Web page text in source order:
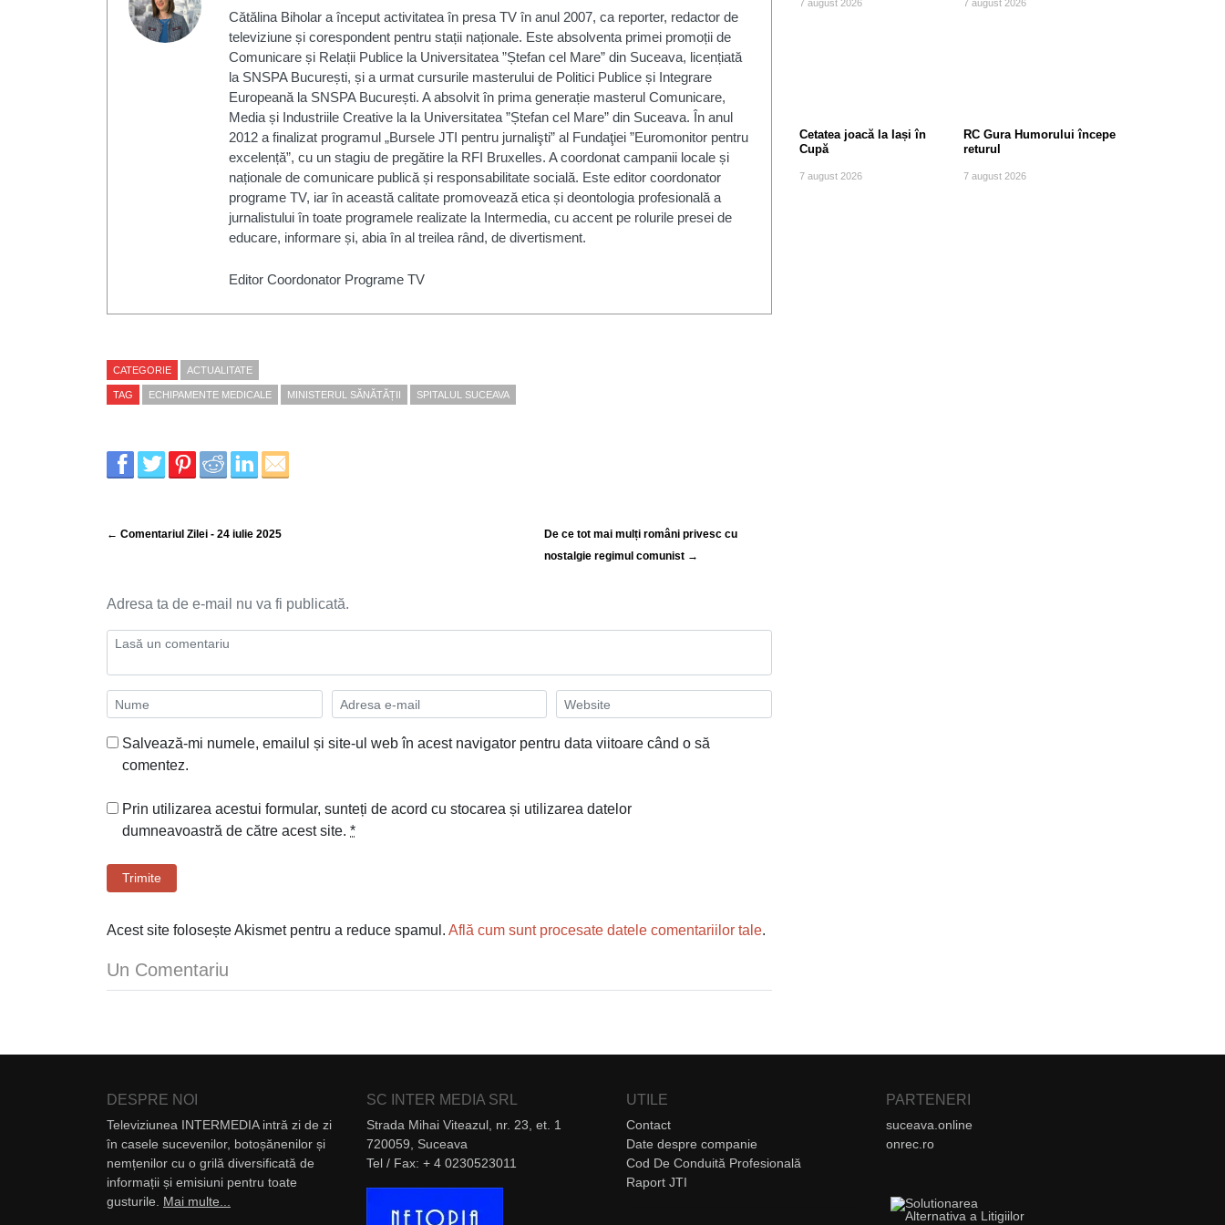
Cătălina Biholar a început activitatea în presa TV în anul 2007, ca reporter, redactor de
televiziune și corespondent pentru stații naționale. Este absolventa primei promoții de
Comunicare și Relații Publice la Universitatea ”Ștefan cel Mare” din Suceava, licențiată
la SNSPA București, și a urmat cursurile masterului de Politici Publice și Integrare
Europeană la SNSPA București. A absolvit în prima generație masterul Comunicare,
Media și Industriile Creative la la Universitatea ”Ștefan cel Mare” din Suceava. În anul
2012 a finalizat programul „Bursele JTI pentru jurnalişti” al Fundaţiei ”Euromonitor pentru
excelență”, cu un stagiu de pregătire la RFI Bruxelles. A coordonat campanii locale și
naționale de comunicare publică și responsabilitate socială. Este editor coordonator
programe TV, iar în această calitate promovează etica și deontologia profesională a
jurnalistului în toate programele realizate la Intermedia, cu accent pe rolurile presei de
educare, informare și, abia în al treilea rând, de divertisment.
Editor Coordonator Programe TV
CATEGORIE ACTUALITATE
TAG ECHIPAMENTE MEDICALE MINISTERUL SĂNĂTĂȚII SPITALUL SUCEAVA
← Comentariul Zilei - 24 iulie 2025
De ce tot mai mulți români privesc cu
nostalgie regimul comunist →
Adresa ta de e-mail nu va fi publicată.
Salvează-mi numele, emailul și site-ul web în acest navigator pentru data viitoare când o să
comentez.
Prin utilizarea acestui formular, sunteți de acord cu stocarea și utilizarea datelor
dumneavoastră de către acest site. *
Trimite
Acest site folosește Akismet pentru a reduce spamul. Află cum sunt procesate datele comentariilor tale.
Un Comentariu
7 august 2026 7 august 2026
Cetatea joacă la Iași în
Cupă
7 august 2026
RC Gura Humorului începe
returul
7 august 2026
DESPRE NOI
Televiziunea INTERMEDIA intră zi de zi
în casele sucevenilor, botoșănenilor și
nemțenilor cu o grilă diversificată de
informații și emisiuni pentru toate
gusturile. Mai multe...
SC INTER MEDIA SRL
Strada Mihai Viteazul, nr. 23, et. 1
720059, Suceava
Tel / Fax: + 4 0230523011
UTILE
Contact
Date despre companie
Cod De Conduită Profesională
Raport JTI
PARTENERI
suceava.online
onrec.ro